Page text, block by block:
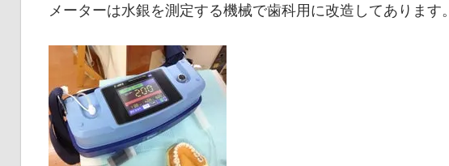
メーターは水銀を測定する機械で歯科用に改造してあります。